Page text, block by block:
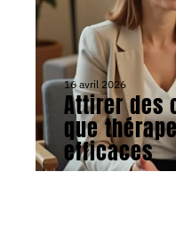
16 avril 2026
Attirer des
que
efficaces